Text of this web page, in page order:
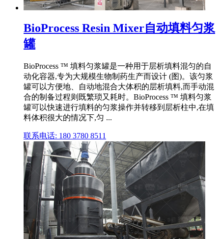
BioProcess Resin Mixer自动填料匀浆
罐
BioProcess ™ 填料匀浆罐是一种用于层析填料混匀的自
动化容器,专为大规模生物制药生产而设计 (图)。该匀浆
罐可以方便地、自动地混合大体积的层析填料,而手动混
合的制备过程则既繁琐又耗时。BioProcess ™ 填料匀浆
罐可以快速进行填料的匀浆操作并转移到层析柱中,在填
料体积很大的情况下,匀 ...
联系电话: 180 3780 8511